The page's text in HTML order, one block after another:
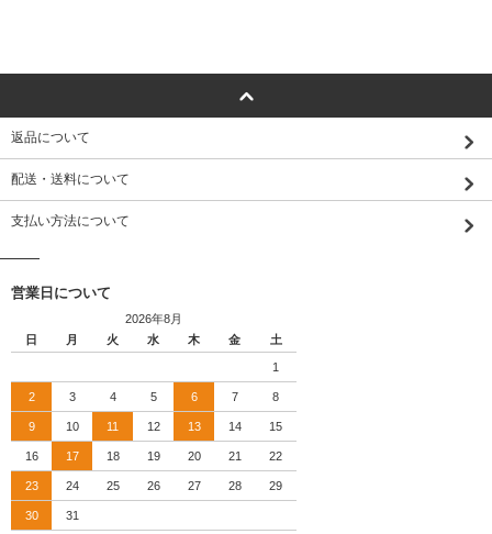
返品について
配送・送料について
支払い方法について
営業日について
2026年8月
日
月 火 水 木 金 土
1
2 3 4 5 6 7 8
9 10 11 12 13 14 15
16 17 18 19 20 21 22
23 24 25 26 27 28 29
30 31